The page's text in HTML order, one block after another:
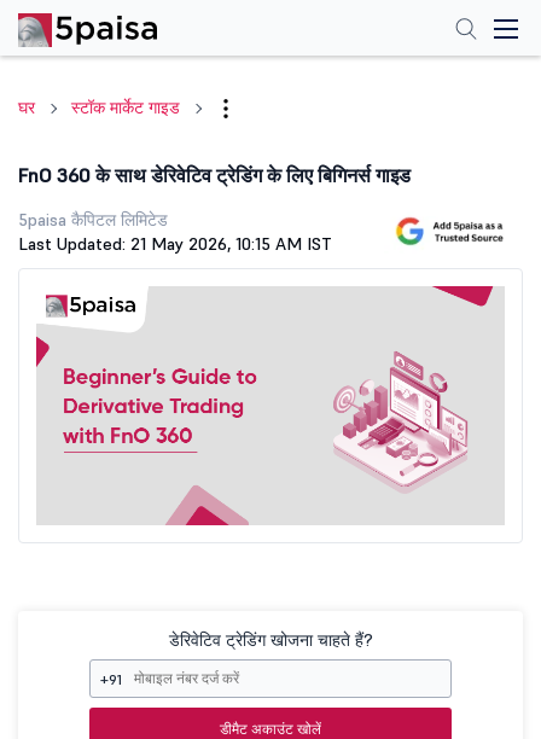
घर स्टॉक मार्केट गाइड
FnO 360 के साथ डेरिवेटिव ट्रेडिंग के लिए बिगिनर्स गाइड
5paisa कैपिटल लिमिटेड
Last Updated: 21 May 2026, 10:15 AM IST
डेरिवेटिव ट्रेडिंग खोजना चाहते हैं?
+91
डीमैट अकाउंट खोलें